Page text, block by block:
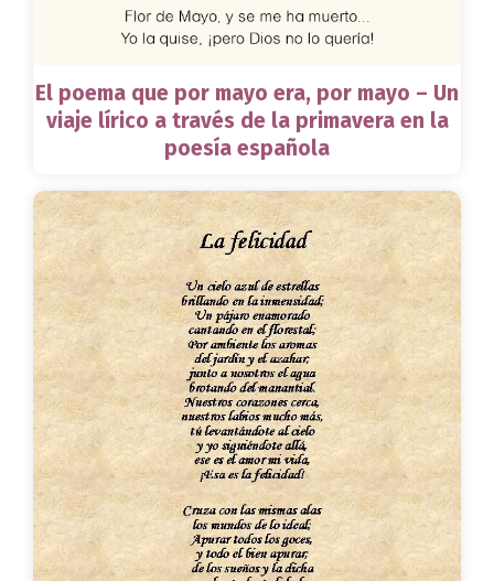
El poema que por mayo era, por mayo – Un
viaje lírico a través de la primavera en la
poesía española